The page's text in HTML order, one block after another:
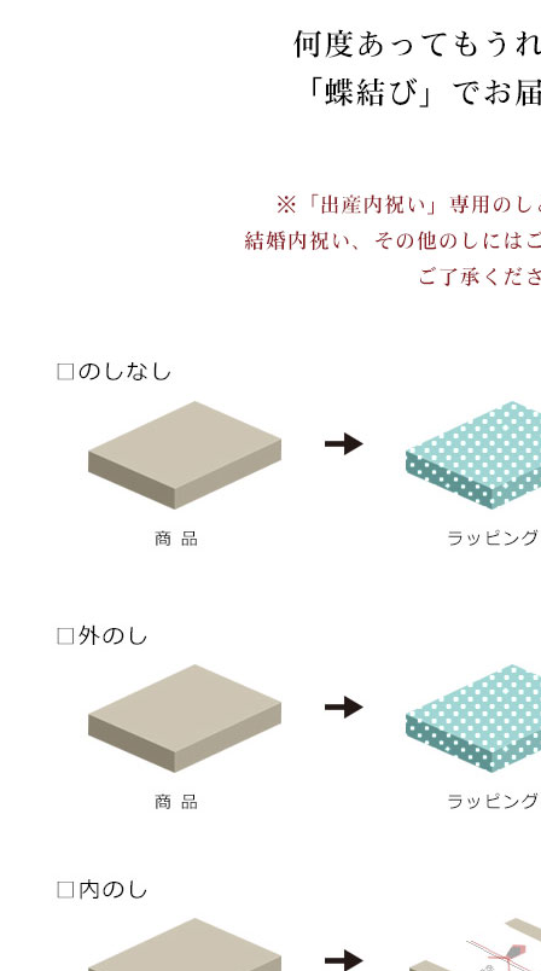
ショッピングカート画面にてご入力ください。
クーポンのご利用には会員登録が必要となります。